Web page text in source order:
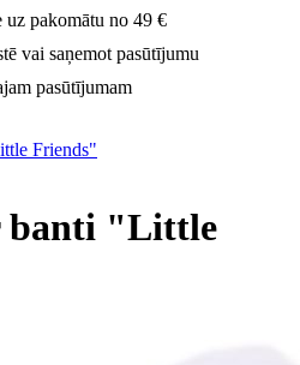
uz pakomātu no 49 €
vai saņemot pasūtījumu
pasūtījumam
Friends"
banti "Little